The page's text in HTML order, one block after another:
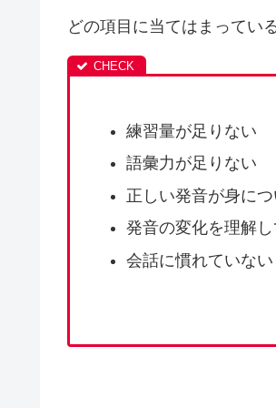
どの項目に当てはまってい
練習量が足りない
語彙力が足りない
正しい発音が身に
発音の変化を理解
会話に慣れていない